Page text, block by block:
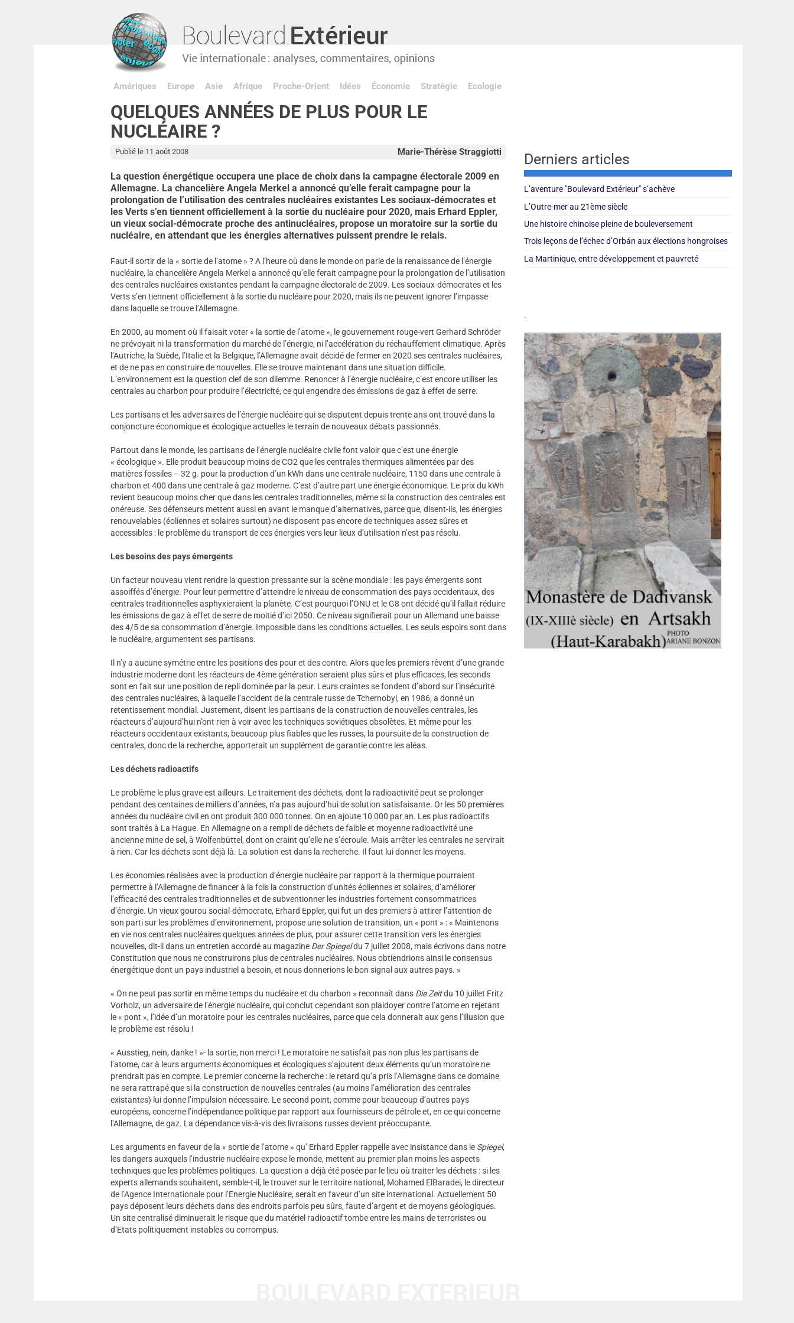
Amériques Europe Asie Afrique Proche-Orient Idées Économie Stratégie Ecologie
QUELQUES ANNÉES DE PLUS POUR LE
NUCLÉAIRE ?
Marie-Thérèse Straggiotti
Publié le 11 août 2008
La question énergétique occupera une place de choix dans la campagne électorale 2009 en
Allemagne. La chancelière Angela Merkel a annoncé qu’elle ferait campagne pour la
prolongation de l’utilisation des centrales nucléaires existantes Les sociaux-démocrates et
les Verts s’en tiennent officiellement à la sortie du nucléaire pour 2020, mais Erhard Eppler,
un vieux social-démocrate proche des antinucléaires, propose un moratoire sur la sortie du
nucléaire, en attendant que les énergies alternatives puissent prendre le relais.
Faut-il sortir de la « sortie de l’atome » ? A l’heure où dans le monde on parle de la renaissance de l’énergie
nucléaire, la chancelière Angela Merkel a annoncé qu’elle ferait campagne pour la prolongation de l’utilisation
des centrales nucléaires existantes pendant la campagne électorale de 2009. Les sociaux-démocrates et les
Verts s’en tiennent officiellement à la sortie du nucléaire pour 2020, mais ils ne peuvent ignorer l’impasse
dans laquelle se trouve l’Allemagne.
En 2000, au moment où il faisait voter « la sortie de l’atome », le gouvernement rouge-vert Gerhard Schröder
ne prévoyait ni la transformation du marché de l’énergie, ni l’accélération du réchauffement climatique. Après
l’Autriche, la Suède, l’Italie et la Belgique, l’Allemagne avait décidé de fermer en 2020 ses centrales nucléaires,
et de ne pas en construire de nouvelles. Elle se trouve maintenant dans une situation difficile.
L’environnement est la question clef de son dilemme. Renoncer à l’énergie nucléaire, c’est encore utiliser les
centrales au charbon pour produire l’électricité, ce qui engendre des émissions de gaz à effet de serre.
Les partisans et les adversaires de l’énergie nucléaire qui se disputent depuis trente ans ont trouvé dans la
conjoncture économique et écologique actuelles le terrain de nouveaux débats passionnés.
Partout dans le monde, les partisans de l’énergie nucléaire civile font valoir que c’est une énergie
« écologique ». Elle produit beaucoup moins de CO2 que les centrales thermiques alimentées par des
matières fossiles – 32 g. pour la production d’un kWh dans une centrale nucléaire, 1150 dans une centrale à
charbon et 400 dans une centrale à gaz moderne. C’est d’autre part une énergie économique. Le prix du kWh
revient beaucoup moins cher que dans les centrales traditionnelles, même si la construction des centrales est
onéreuse. Ses défenseurs mettent aussi en avant le manque d’alternatives, parce que, disent-ils, les énergies
renouvelables (éoliennes et solaires surtout) ne disposent pas encore de techniques assez sûres et
accessibles : le problème du transport de ces énergies vers leur lieux d’utilisation n’est pas résolu.
Les besoins des pays émergents
Un facteur nouveau vient rendre la question pressante sur la scène mondiale : les pays émergents sont
assoiffés d’énergie. Pour leur permettre d’atteindre le niveau de consommation des pays occidentaux, des
centrales traditionnelles asphyxieraient la planète. C’est pourquoi l’ONU et le G8 ont décidé qu’il fallait réduire
les émissions de gaz à effet de serre de moitié d’ici 2050. Ce niveau signifierait pour un Allemand une baisse
des 4/5 de sa consommation d’énergie. Impossible dans les conditions actuelles. Les seuls espoirs sont dans
le nucléaire, argumentent ses partisans.
Il n’y a aucune symétrie entre les positions des pour et des contre. Alors que les premiers rêvent d’une grande
industrie moderne dont les réacteurs de 4ème génération seraient plus sûrs et plus efficaces, les seconds
sont en fait sur une position de repli dominée par la peur. Leurs craintes se fondent d’abord sur l’insécurité
des centrales nucléaires, à laquelle l’accident de la centrale russe de Tchernobyl, en 1986, a donné un
retentissement mondial. Justement, disent les partisans de la construction de nouvelles centrales, les
réacteurs d’aujourd’hui n’ont rien à voir avec les techniques soviétiques obsolètes. Et même pour les
réacteurs occidentaux existants, beaucoup plus fiables que les russes, la poursuite de la construction de
centrales, donc de la recherche, apporterait un supplément de garantie contre les aléas.
Les déchets radioactifs
Le problème le plus grave est ailleurs. Le traitement des déchets, dont la radioactivité peut se prolonger
pendant des centaines de milliers d’années, n’a pas aujourd’hui de solution satisfaisante. Or les 50 premières
années du nucléaire civil en ont produit 300 000 tonnes. On en ajoute 10 000 par an. Les plus radioactifs
sont traités à La Hague. En Allemagne on a rempli de déchets de faible et moyenne radioactivité une
ancienne mine de sel, à Wolfenbüttel, dont on craint qu’elle ne s’écroule. Mais arrêter les centrales ne servirait
à rien. Car les déchets sont déjà là. La solution est dans la recherche. Il faut lui donner les moyens.
Les économies réalisées avec la production d’énergie nucléaire par rapport à la thermique pourraient
permettre à l’Allemagne de financer à la fois la construction d’unités éoliennes et solaires, d’améliorer
l’efficacité des centrales traditionnelles et de subventionner les industries fortement consommatrices
d’énergie. Un vieux gourou social-démocrate, Erhard Eppler, qui fut un des premiers à attirer l’attention de
son parti sur les problèmes d’environnement, propose une solution de transition, un « pont » : « Maintenons
en vie nos centrales nucléaires quelques années de plus, pour assurer cette transition vers les énergies
nouvelles, dit-il dans un entretien accordé au magazine Der Spiegeldu 7 juillet 2008, mais écrivons dans notre
Constitution que nous ne construirons plus de centrales nucléaires. Nous obtiendrions ainsi le consensus
énergétique dont un pays industriel a besoin, et nous donnerions le bon signal aux autres pays. »
« On ne peut pas sortir en même temps du nucléaire et du charbon » reconnaît dans Die Zeitdu 10 juillet Fritz
Vorholz, un adversaire de l’énergie nucléaire, qui conclut cependant son plaidoyer contre l’atome en rejetant
le « pont », l’idée d’un moratoire pour les centrales nucléaires, parce que cela donnerait aux gens l’illusion que
le problème est résolu !
« Ausstieg, nein, danke ! »- la sortie, non merci ! Le moratoire ne satisfait pas non plus les partisans de
l’atome, car à leurs arguments économiques et écologiques s’ajoutent deux éléments qu’un moratoire ne
prendrait pas en compte. Le premier concerne la recherche : le retard qu’a pris l’Allemagne dans ce domaine
ne sera rattrapé que si la construction de nouvelles centrales (au moins l’amélioration des centrales
existantes) lui donne l’impulsion nécessaire. Le second point, comme pour beaucoup d’autres pays
européens, concerne l’indépendance politique par rapport aux fournisseurs de pétrole et, en ce qui concerne
l’Allemagne, de gaz. La dépendance vis-à-vis des livraisons russes devient préoccupante.
Les arguments en faveur de la « sortie de l’atome » qu’ Erhard Eppler rappelle avec insistance dans le Spiegel,
les dangers auxquels l’industrie nucléaire expose le monde, mettent au premier plan moins les aspects
techniques que les problèmes politiques. La question a déjà été posée par le lieu où traiter les déchets : si les
experts allemands souhaitent, semble-t-il, le trouver sur le territoire national, Mohamed ElBaradei, le directeur
de l’Agence Internationale pour l’Energie Nucléaire, serait en faveur d’un site international. Actuellement 50
pays déposent leurs déchets dans des endroits parfois peu sûrs, faute d’argent et de moyens géologiques.
Un site centralisé diminuerait le risque que du matériel radioactif tombe entre les mains de terroristes ou
d’Etats politiquement instables ou corrompus.
Derniers articles
L’aventure "Boulevard Extérieur" s’achève
L’Outre-mer au 21ème siècle
Une histoire chinoise pleine de bouleversement
Trois leçons de l’échec d’Orbán aux élections hongroises
La Martinique, entre développement et pauvreté
.